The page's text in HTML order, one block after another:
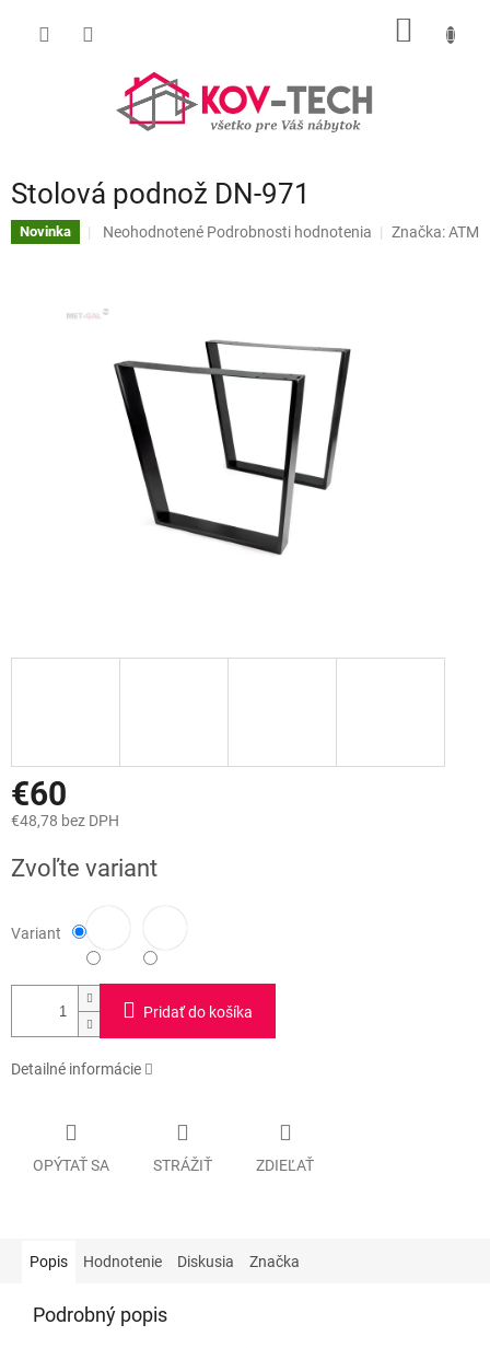
Stolová podnož DN-971
Novinka
Priemerné
0,0
hviezdičiek.
Neohodnotené Podrobnosti hodnotenia Značka:ATM
€60
€48,78 bez DPH
cena:
Zvoľte variant
Variant
Pridať do košíka
Detailné informácie
OPÝTAŤ SA STRÁŽIŤ ZDIEĽAŤ
Popis Hodnotenie Diskusia Značka
Podrobný popis